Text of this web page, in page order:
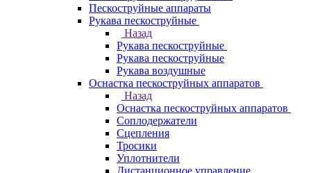
Пескоструйные аппараты
Рукава пескоструйные
Назад
Рукава пескоструйные
Рукава пескоструйные
Рукава воздушные
Оснастка пескоструйных аппаратов
Назад
Оснастка пескоструйных аппаратов
Соплодержатели
Сцепления
Тросики
Уплотнители
Дистанционное управление